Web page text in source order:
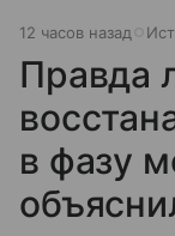
12 часов назад
Правда
в фазу